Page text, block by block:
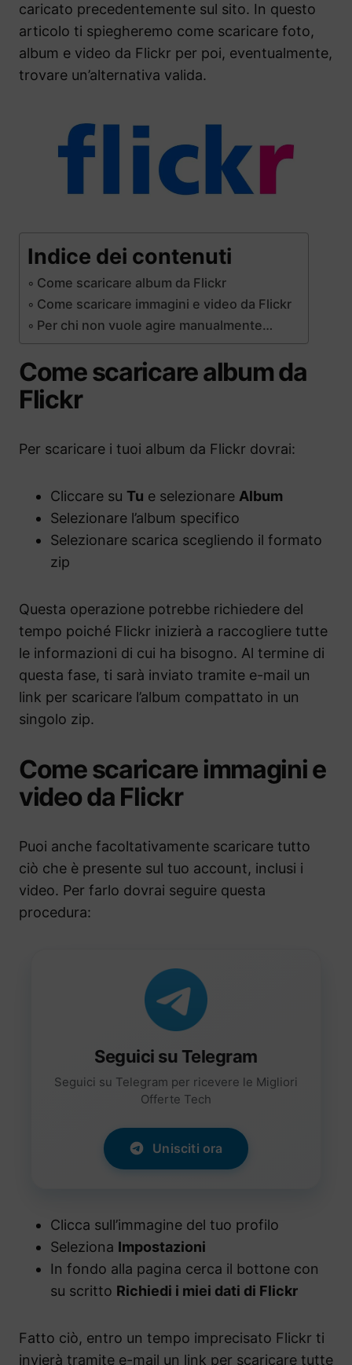
caricato precedentemente sul sito. In questo
articolo ti spiegheremo come scaricare foto,
album e video da Flickr per poi, eventualmente,
trovare un’alternativa valida.
Indice dei contenuti
Come scaricare album da Flickr
Come scaricare immagini e video da Flickr
Per chi non vuole agire manualmente…
Come scaricare album da
Flickr
Per scaricare i tuoi album da Flickr dovrai:
Cliccare su Tu e selezionare Album
Selezionare l’album specifico
Selezionare scarica scegliendo il formato
zip
Questa operazione potrebbe richiedere del
tempo poiché Flickr inizierà a raccogliere tutte
le informazioni di cui ha bisogno. Al termine di
questa fase, ti sarà inviato tramite e-mail un
link per scaricare l’album compattato in un
singolo zip.
Come scaricare immagini e
video da Flickr
Puoi anche facoltativamente scaricare tutto
ciò che è presente sul tuo account, inclusi i
video. Per farlo dovrai seguire questa
procedura:
Seguici su Telegram
Seguici su Telegram per ricevere le Migliori
Offerte Tech
Unisciti ora
Clicca sull’immagine del tuo profilo
Seleziona Impostazioni
In fondo alla pagina cerca il bottone con
su scritto Richiedi i miei dati di Flickr
Fatto ciò, entro un tempo imprecisato Flickr ti
invierà tramite e-mail un link per scaricare tutte